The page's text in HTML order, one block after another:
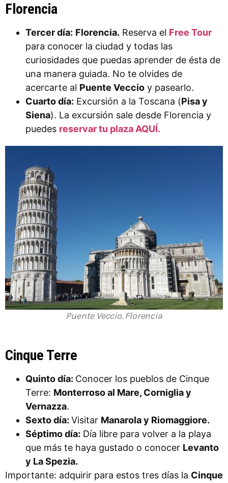
Florencia
Tercer día: Florencia. Reserva el Free Tour
para conocer la ciudad y todas las
curiosidades que puedas aprender de ésta de
una manera guiada. No te olvides de
acercarte al Puente Veccio y pasearlo.
Cuarto día: Excursión a la Toscana (Pisa y
Siena). La excursión sale desde Florencia y
puedes reservar tu plaza AQUÍ.
Puente Veccio. Florencia
Cinque Terre
Quinto día: Conocer los pueblos de Cinque
Terre: Monterroso al Mare, Corniglia y
Vernazza.
Sexto día: Visitar Manarola y Riomaggiore.
Séptimo día: Día libre para volver a la playa
que más te haya gustado o conocer Levanto
y La Spezia.
Importante: adquirir para estos tres días la Cinque